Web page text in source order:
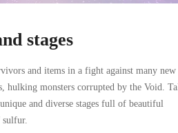
stages
and items in a fight against many new
hulking monsters corrupted by the Void.
and diverse stages full of beautiful
sulfur.